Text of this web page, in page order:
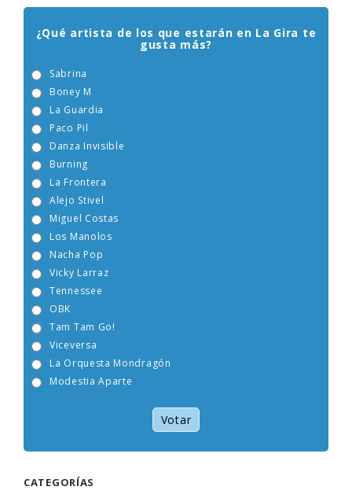
¿Qué artista de los que estarán en La Gira te
gusta más?
Sabrina
Boney M
La Guardia
Paco Pil
Danza Invisible
Burning
La Frontera
Alejo Stivel
Miguel Costas
Los Manolos
Nacha Pop
Vicky Larraz
Tennessee
OBK
Tam Tam Go!
Viceversa
La Orquesta Mondragón
Modestia Aparte
Votar
CATEGORÍAS